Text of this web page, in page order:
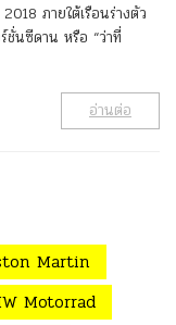
ภายใต้เรือนร่างตัว
ชั่นซีดาน หรือ “ว่าที่
อ่านต่อ
Martin
Motorrad